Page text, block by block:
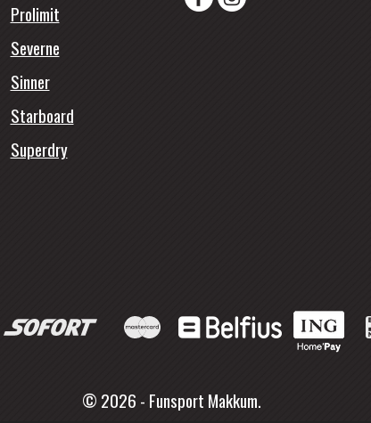
Prolimit
Severne
Sinner
Starboard
Superdry
© 2026 - Funsport Makkum.